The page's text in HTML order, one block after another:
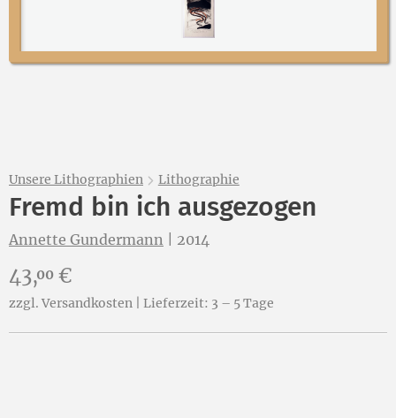
Unsere Lithographien Lithographie
Fremd bin ich ausgezogen
Annette Gundermann 2014
Preis:
43,00 €
zzgl. Versandkosten | Lieferzeit: 3 – 5 Tage